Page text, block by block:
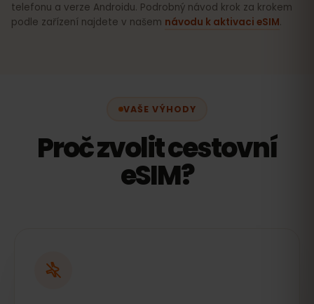
telefonu a verze Androidu. Podrobný návod krok za krokem
podle zařízení najdete v našem návodu k aktivaci eSIM.
VAŠE VÝHODY
Proč zvolit cestovní
eSIM?